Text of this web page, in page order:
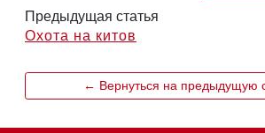
Предыдущая статья
Охота на китов
← Вернуться на предыдущую